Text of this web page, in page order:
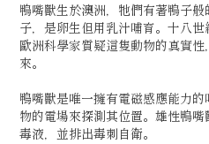
鴨嘴獸生於澳洲，牠們有著鴨子
子，是卵生但用乳汁哺育。十八
歐洲科學家質疑這隻動物的真實
來。
鴨嘴獸是唯一擁有電磁感應能力
物的電場來探測其位置。雄性鴨
毒液，並排出毒刺自衛。